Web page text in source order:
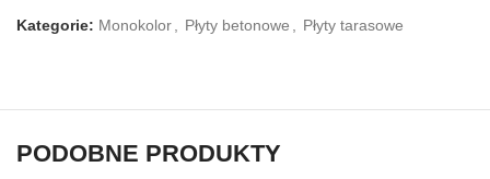
Kategorie: Monokolor Płyty betonowe Płyty tarasowe
PODOBNE PRODUKTY